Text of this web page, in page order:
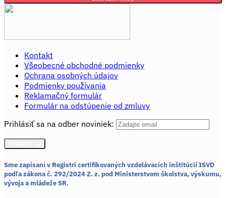
Kontakt
Všeobecné obchodné podmienky
Ochrana osobných údajov
Podmienky používania
Reklamačný formulár
Formulár na odstúpenie od zmluvy
Prihlásiť sa na odber noviniek:
Sme zapísaní v Registri certifikovaných vzdelávacích inštitúcií ISVD
podľa zákona č. 292/2024 Z. z. pod Ministerstvom školstva, výskumu,
vývoja a mládeže SR.